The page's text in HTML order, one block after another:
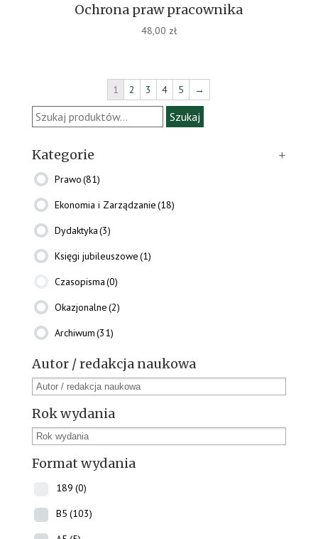
Ochrona praw pracownika
48,00 zł
1 2 3 4 5
→
Szukaj:
Szukaj
Kategorie +
Prawo(81)
Ekonomia i Zarządzanie(18)
Dydaktyka(3)
Księgi jubileuszowe(1)
Czasopisma(0)
Okazjonalne(2)
Archiwum(31)
Autor / redakcja naukowa
Rok wydania
Format wydania
189 (0)
B5 (103)